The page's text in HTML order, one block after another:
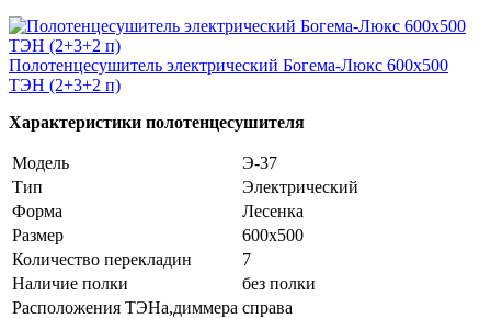
Полотенцесушитель электрический Богема-Люкс 600х500
ТЭН (2+3+2 п)
Характеристики полотенцесушителя
Модель
Э-37
Тип
Электрический
Форма
Лесенка
Размер
600х500
Количество перекладин
7
Наличие полки
без полки
Расположения ТЭНа,диммера справа